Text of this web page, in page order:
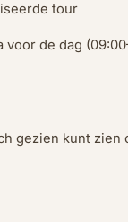
tour
voor de dag
gezien kunt zien